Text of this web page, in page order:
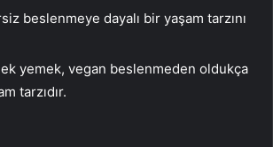
beslenmeye dayalı bir yaşam tarzını
yemek, vegan beslenmeden oldukça
tarzıdır.